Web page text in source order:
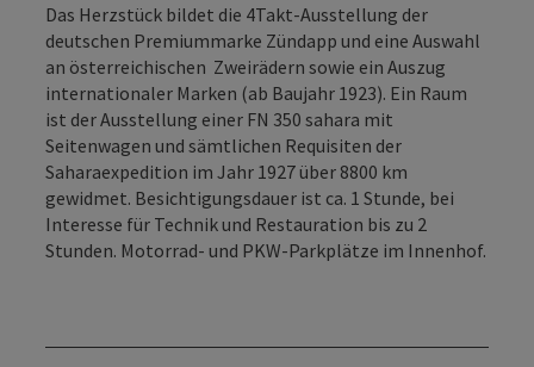
Das Herzstück bildet die 4Takt-Ausstellung der
deutschen Premiummarke Zündapp und eine Auswahl
an österreichischen Zweirädern sowie ein Auszug
internationaler Marken (ab Baujahr 1923). Ein Raum
ist der Ausstellung einer FN 350 sahara mit
Seitenwagen und sämtlichen Requisiten der
Saharaexpedition im Jahr 1927 über 8800 km
gewidmet. Besichtigungsdauer ist ca. 1 Stunde, bei
Interesse für Technik und Restauration bis zu 2
Stunden. Motorrad- und PKW-Parkplätze im Innenhof.